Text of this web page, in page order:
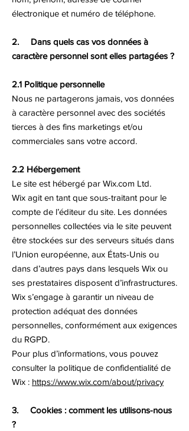
électronique et numéro de téléphone.
2. Dans quels cas vos données à
caractère personnel sont elles partagées ?
2.1 Politique personnelle
Nous ne partagerons jamais, vos données
à caractère personnel avec des sociétés
tierces à des fins marketings et/ou
commerciales sans votre accord.
2.2 Hébergement
Le site est hébergé par Wix.com Ltd.
Wix agit en tant que sous-traitant pour le
compte de l’éditeur du site. Les données
personnelles collectées via le site peuvent
être stockées sur des serveurs situés dans
l’Union européenne, aux États-Unis ou
dans d’autres pays dans lesquels Wix ou
ses prestataires disposent d’infrastructures.
Wix s’engage à garantir un niveau de
protection adéquat des données
personnelles, conformément aux exigences
du RGPD.
Pour plus d’informations, vous pouvez
consulter la politique de confidentialité de
Wix : https://www.wix.com/about/privacy
3. Cookies : comment les utilisons-nous
?